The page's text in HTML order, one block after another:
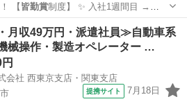
接を受けた全員にプレゼント！ 【 皆勤賞制度】 ✨ 入社1週間目 →
他 社長
月収49万円・派遣社員≫自動車系
械操作・製造オペレーター …
会社 西東京支店・関東支店
提携サイト 7月18日